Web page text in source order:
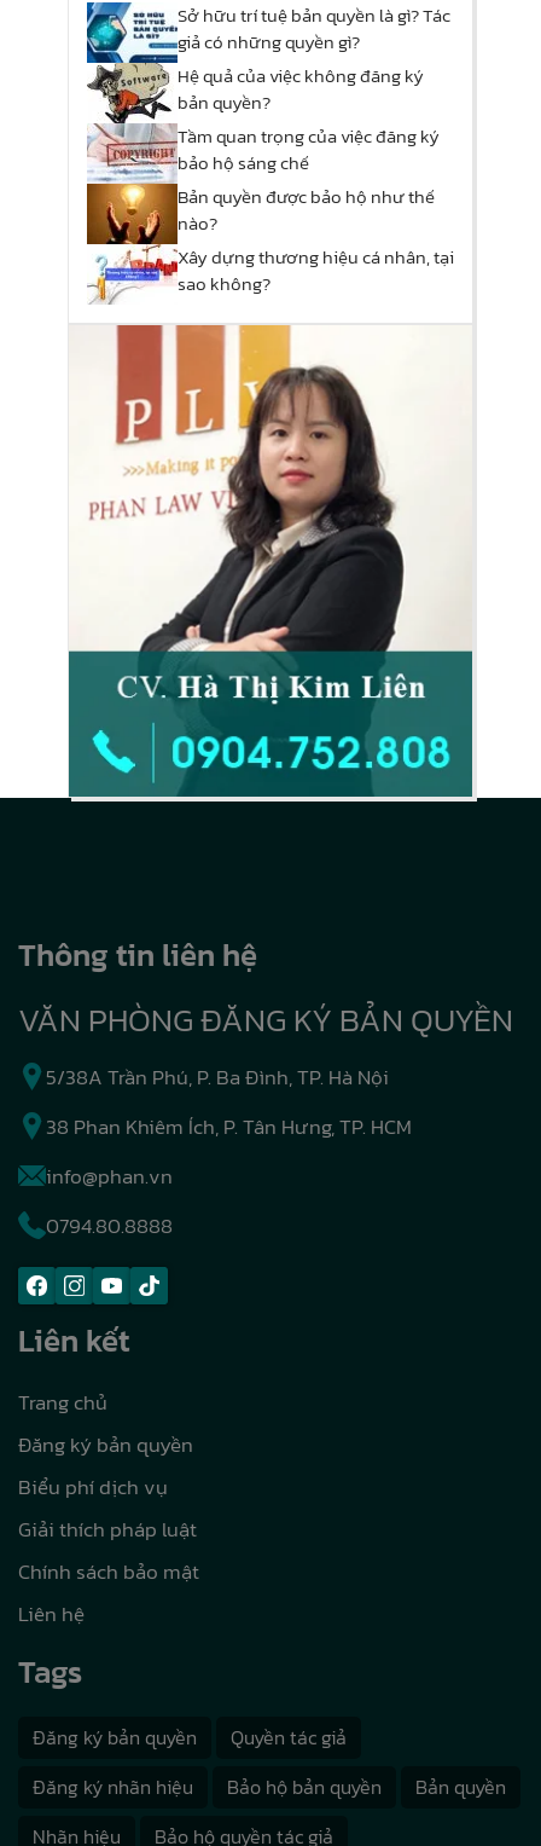
Sở hữu trí tuệ bản quyền là gì? Tác
giả có những quyền gì?
Hệ quả của việc không đăng ký
bản quyền?
Tầm quan trọng của việc đăng ký
bảo hộ sáng chế
Bản quyền được bảo hộ như thế
nào?
Xây dựng thương hiệu cá nhân, tại
sao không?
Thông tin liên hệ
VĂN PHÒNG ĐĂNG KÝ BẢN QUYỀN
5/38A Trần Phú, P. Ba Đình, TP. Hà Nội
38 Phan Khiêm Ích, P. Tân Hưng, TP. HCM
info@phan.vn
0794.80.8888
Liên kết
Trang chủ
Đăng ký bản quyền
Biểu phí dịch vụ
Giải thích pháp luật
Chính sách bảo mật
Liên hệ
Tags
Đăng ký bản quyền
Quyền tác giả
Đăng ký nhãn hiệu
Bảo hộ bản quyền
Bản quyền
Nhãn hiệu
Bảo hộ quyền tác giả